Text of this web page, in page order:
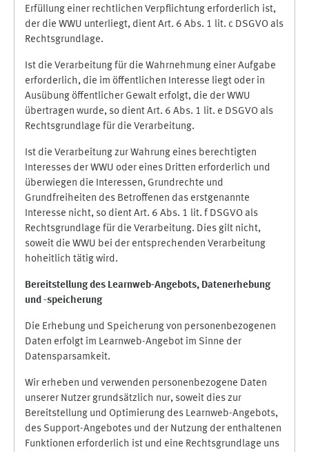
Erfüllung einer rechtlichen Verpflichtung erforderlich ist,
der die WWU unterliegt, dient Art. 6 Abs. 1 lit. c DSGVO als
Rechtsgrundlage.
Ist die Verarbeitung für die Wahrnehmung einer Aufgabe
erforderlich, die im öffentlichen Interesse liegt oder in
Ausübung öffentlicher Gewalt erfolgt, die der WWU
übertragen wurde, so dient Art. 6 Abs. 1 lit. e DSGVO als
Rechtsgrundlage für die Verarbeitung.
Ist die Verarbeitung zur Wahrung eines berechtigten
Interesses der WWU oder eines Dritten erforderlich und
überwiegen die Interessen, Grundrechte und
Grundfreiheiten des Betroffenen das erstgenannte
Interesse nicht, so dient Art. 6 Abs. 1 lit. f DSGVO als
Rechtsgrundlage für die Verarbeitung. Dies gilt nicht,
soweit die WWU bei der entsprechenden Verarbeitung
hoheitlich tätig wird.
Bereitstellung des Learnweb-Angebots, Datenerhebung
und -speicherung
Die Erhebung und Speicherung von personenbezogenen
Daten erfolgt im Learnweb-Angebot im Sinne der
Datensparsamkeit.
Wir erheben und verwenden personenbezogene Daten
unserer Nutzer grundsätzlich nur, soweit dies zur
Bereitstellung und Optimierung des Learnweb-Angebots,
des Support-Angebotes und der Nutzung der enthaltenen
Funktionen erforderlich ist und eine Rechtsgrundlage uns